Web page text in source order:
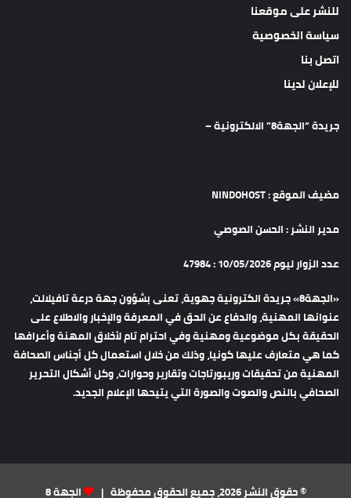
للنشر على موقعنا
سياسة الخصوصية
اتصل بنا
للإعلان لدينا
جريدة “الجهة8” الالكترونية –
مضيف الموقع : NINDOHOST
مدير النشر : الحسن الصوصي
عدد الزوار ليوم 10/05/2026 : 47984
«الجهة8» جريدة الكترونية جهوية، تعنى بشؤون جهة درعة تافيلالت،
عنوانها المهنية، والدفاع عن الحق في المعرفة والإخبار والاطلاع على
الحقيقة بكل موضوعية ومهنية وفي احترام تام لأخلاق المهنة وأعرافها
كما هي متعارف عليها كونيا، وذلك من خلال استعمال كل أجناس الصحافة
المهنية من تحقيقات وريبورتاجات وتقارير وحوارات، وكل أشكال التحرير
الصحافي بالنص والصوت والصورة التي يتيحها الإعلام الجديد.
© حقوق النشر 2026، جميع الحقوق محفوظة | الجهة 8